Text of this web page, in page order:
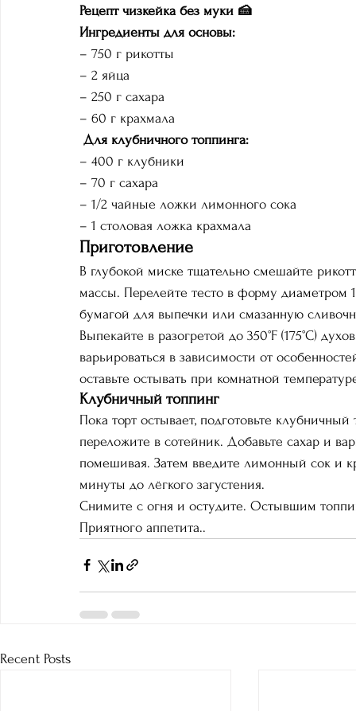
Рецепт чизкейка без муки 🍰
Ингредиенты для основы:
– 750 г рикотты
– 2 яйца
– 250 г сахара
– 60 г крахмала
Для клубничного топпинга:
– 400 г клубники
– 70 г сахара
– 1/2 чайные ложки лимонного сока
– 1 столовая ложка крахмала
Приготовление
В глубокой миске тщательно смешайте
массы. Перелейте тесто в форму диаметром
бумагой для выпечки или смазанную
Выпекайте в разогретой до 350°F (175°C)
варьироваться в зависимости от
оставьте остывать при комнатной
Клубничный топпинг
Пока торт остывает, подготовьте
переложите в сотейник. Добавьте сахар и
помешивая. Затем введите лимонный сок и
минуты до лёгкого загустения.
Снимите с огня и остудите. Остывшим
Приятного аппетита..
Recent Posts